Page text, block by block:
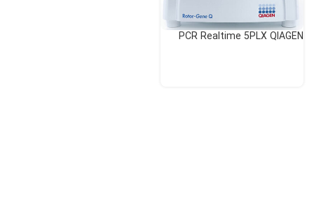
PCR Realtime 5PLX QIAGEN